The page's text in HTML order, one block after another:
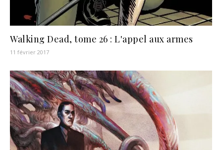
Walking Dead, tome 26 : L'appel aux armes
11 février 2017